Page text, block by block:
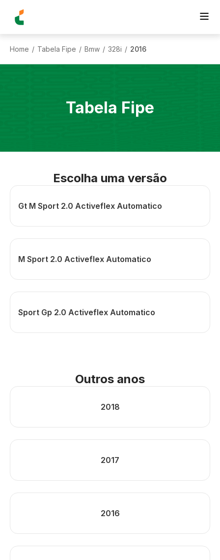
Home / Tabela Fipe / Bmw / 328i / 2016
Tabela Fipe
Escolha uma versão
Gt M Sport 2.0 Activeflex Automatico
M Sport 2.0 Activeflex Automatico
Sport Gp 2.0 Activeflex Automatico
Outros anos
2018
2017
2016